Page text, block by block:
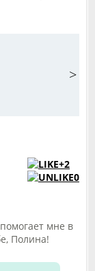
>
+2
0
мне в
Полина!